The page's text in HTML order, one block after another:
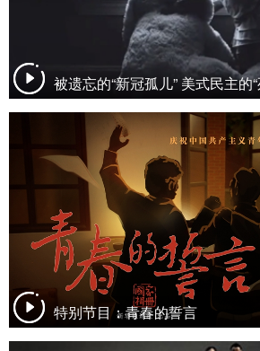
被遗忘的“新冠孤儿” 美式民主的
特别节目：青春的誓言